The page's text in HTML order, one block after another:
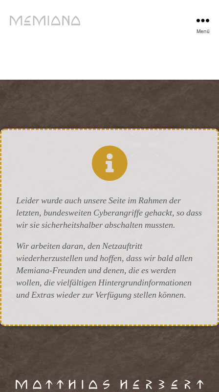
Menü
Leider wurde auch unsere Seite im Rahmen der
letzten, bundesweiten Cyberangriffe gehackt, so dass
wir sie sicherheitshalber abschalten mussten.
Wir arbeiten daran, den Netzauftritt
wiederherzustellen und hoffen, dass wir bald allen
Memiana-Freunden und denen, die es werden
wollen, die vielfältigen Hintergrundinformationen
und Extras wieder zur Verfügung stellen können.